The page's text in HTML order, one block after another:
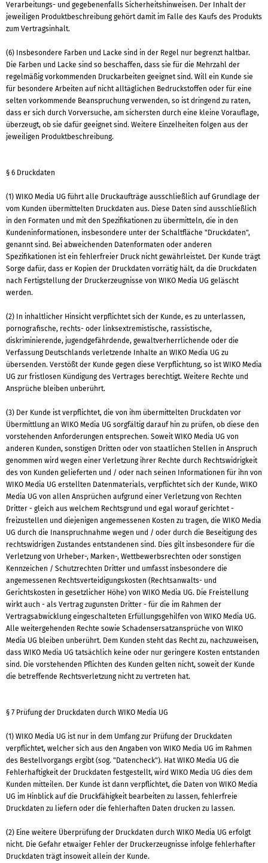
Verarbeitungs- und gegebenenfalls Sicherheitshinweisen. Der Inhalt der
jeweiligen Produktbeschreibung gehört damit im Falle des Kaufs des Produkts
zum Vertragsinhalt.
(6) Insbesondere Farben und Lacke sind in der Regel nur begrenzt haltbar.
Die Farben und Lacke sind so beschaffen, dass sie für die Mehrzahl der
regelmäßig vorkommenden Druckarbeiten geeignet sind. Will ein Kunde sie
für besondere Arbeiten auf nicht alltäglichen Bedruckstoffen oder für eine
selten vorkommende Beanspruchung verwenden, so ist dringend zu raten,
dass er sich durch Vorversuche, am sichersten durch eine kleine Vorauflage,
überzeugt, ob sie dafür geeignet sind. Weitere Einzelheiten folgen aus der
jeweiligen Produktbeschreibung.
§ 6 Druckdaten
(1) WIKO Media UG führt alle Druckaufträge ausschließlich auf Grundlage der
vom Kunden übermittelten Druckdaten aus. Diese Daten sind ausschließlich
in den Formaten und mit den Spezifikationen zu übermitteln, die in den
Kundeninformationen, insbesondere unter der Schaltfläche "Druckdaten",
genannt sind. Bei abweichenden Datenformaten oder anderen
Spezifikationen ist ein fehlerfreier Druck nicht gewährleistet. Der Kunde trägt
Sorge dafür, dass er Kopien der Druckdaten vorrätig hält, da die Druckdaten
nach Fertigstellung der Druckerzeugnisse von WIKO Media UG geläscht
werden.
(2) In inhaltlicher Hinsicht verpflichtet sich der Kunde, es zu unterlassen,
pornografische, rechts- oder linksextremistische, rassistische,
diskriminierende, jugendgefährdende, gewaltverherrlichende oder die
Verfassung Deutschlands verletzende Inhalte an WIKO Media UG zu
übersenden. Verstößt der Kunde gegen diese Verpflichtung, so ist WIKO Media
UG zur fristlosen Kündigung des Vertrages berechtigt. Weitere Rechte und
Ansprüche bleiben unberührt.
(3) Der Kunde ist verpflichtet, die von ihm übermittelten Druckdaten vor
Übermittlung an WIKO Media UG sorgfältig darauf hin zu prüfen, ob diese den
vorstehenden Anforderungen entsprechen. Soweit WIKO Media UG von
anderen Kunden, sonstigen Dritten oder von staatlichen Stellen in Anspruch
genommen wird wegen einer Verletzung ihrer Rechte durch Rechtswidrigkeit
des von Kunden gelieferten und / oder nach seinen Informationen für ihn von
WIKO Media UG erstellten Datenmaterials, verpflichtet sich der Kunde, WIKO
Media UG von allen Ansprüchen aufgrund einer Verletzung von Rechten
Dritter - gleich aus welchem Rechtsgrund und egal worauf gerichtet -
freizustellen und diejenigen angemessenen Kosten zu tragen, die WIKO Media
UG durch die Inanspruchnahme wegen und / oder durch die Beseitigung des
rechtswidrigen Zustandes entstandenen sind. Dies gilt insbesondere für die
Verletzung von Urheber-, Marken-, Wettbewerbsrechten oder sonstigen
Kennzeichen / Schutzrechten Dritter und umfasst insbesondere die
angemessenen Rechtsverteidigungskosten (Rechtsanwalts- und
Gerichtskosten in gesetzlicher Höhe) von WIKO Media UG. Die Freistellung
wirkt auch - als Vertrag zugunsten Dritter - für die im Rahmen der
Vertragsabwicklung eingeschalteten Erfüllungsgehilfen von WIKO Media UG.
Alle weitergehenden Rechte sowie Schadensersatzansprüche von WIKO
Media UG bleiben unberührt. Dem Kunden steht das Recht zu, nachzuweisen,
dass WIKO Media UG tatsächlich keine oder nur geringere Kosten entstanden
sind. Die vorstehenden Pflichten des Kunden gelten nicht, soweit der Kunde
die betreffende Rechtsverletzung nicht zu vertreten hat.
§ 7 Prüfung der Druckdaten durch WIKO Media UG
(1) WIKO Media UG ist nur in dem Umfang zur Prüfung der Druckdaten
verpflichtet, welcher sich aus den Angaben von WIKO Media UG im Rahmen
des Bestellvorgangs ergibt (sog. "Datencheck"). Hat WIKO Media UG die
Fehlerhaftigkeit der Druckdaten festgestellt, wird WIKO Media UG dies dem
Kunden mitteilen. Der Kunde ist dann verpflichtet, die Daten von WIKO Media
UG im Hinblick auf die Druckfähigkeit bearbeiten zu lassen, fehlerfreie
Druckdaten zu liefern oder die fehlerhaften Daten drucken zu lassen.
(2) Eine weitere Überprüfung der Druckdaten durch WIKO Media UG erfolgt
nicht. Die Gefahr etwaiger Fehler der Druckerzeugnisse infolge fehlerhafter
Druckdaten trägt insoweit allein der Kunde.